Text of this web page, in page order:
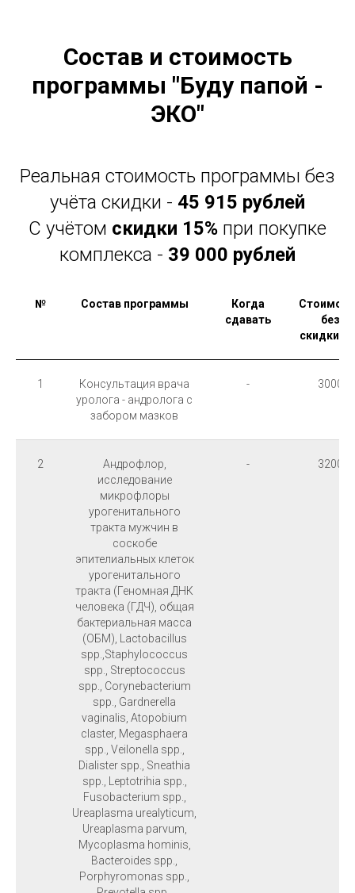
Состав и стоимость
программы "Буду папой -
ЭКО"
Реальная стоимость программы без
учёта скидки - 45 915 рублей
С учётом скидки 15% при покупке
комплекса - 39 000 рублей
№ Состав программы
Когда
сдавать
без
1
Консультация врача
уролога - андролога с
забором мазков
- 3000
2
Андрофлор,
исследование
микрофлоры
урогенитального
тракта мужчин в
соскобе
эпителиальных клеток
урогенитального
тракта (Геномная ДНК
человека (ГДЧ), общая
бактериальная масса
(ОБМ), Lactobacillus
spp.,Staphylococcus
spp., Streptococcus
spp., Corynebacterium
spp., Gardnerella
vaginalis, Atopobium
claster, Megasphaera
spp., Veilonella spp.,
Dialister spp., Sneathia
spp., Leptotrihia spp.,
Fusobacterium spp.,
Ureaplasma urealyticum,
Ureaplasma parvum,
Mycoplasma hominis,
Bacteroides spp.,
Porphyromonas spp.,
- 3200